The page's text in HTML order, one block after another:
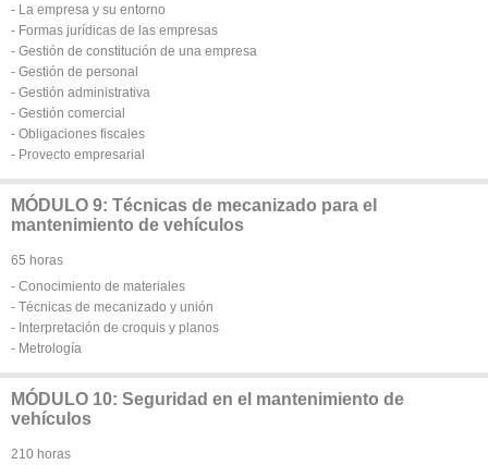
- La empresa y su entorno
- Formas jurídicas de las empresas
- Gestión de constitución de una empresa
- Gestión de personal
- Gestión administrativa
- Gestión comercial
- Obligaciones fiscales
- Provecto empresarial
MÓDULO 9: Técnicas de mecanizado para el
mantenimiento de vehículos
65 horas
- Conocimiento de materiales
- Técnicas de mecanizado y unión
- Interpretación de croquis y planos
- Metrología
MÓDULO 10: Seguridad en el mantenimiento de
vehículos
210 horas